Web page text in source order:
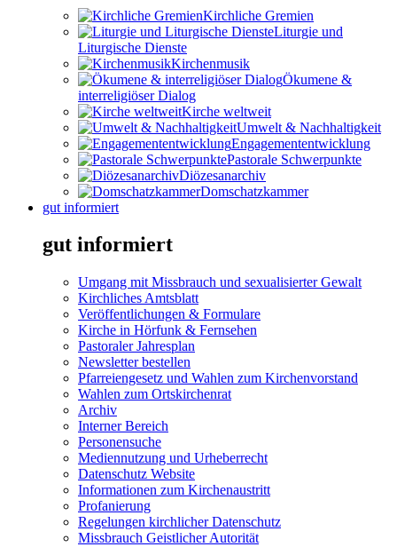
Kirchliche Gremien
Liturgie und
Liturgische Dienste
Kirchenmusik
Ökumene &
interreligiöser Dialog
Kirche weltweit
Umwelt & Nachhaltigkeit
Engagemententwicklung
Pastorale Schwerpunkte
Diözesanarchiv
Domschatzkammer
gut informiert
gut informiert
Umgang mit Missbrauch und sexualisierter Gewalt
Kirchliches Amtsblatt
Veröffentlichungen & Formulare
Kirche in Hörfunk & Fernsehen
Pastoraler Jahresplan
Newsletter bestellen
Pfarreiengesetz und Wahlen zum Kirchenvorstand
Wahlen zum Ortskirchenrat
Archiv
Interner Bereich
Personensuche
Mediennutzung und Urheberrecht
Datenschutz Website
Informationen zum Kirchenaustritt
Profanierung
Regelungen kirchlicher Datenschutz
Missbrauch Geistlicher Autorität